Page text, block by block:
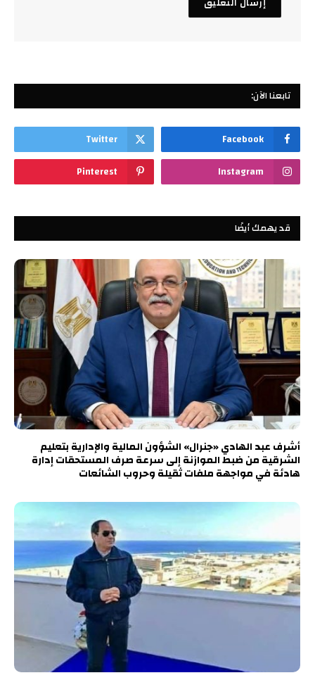
تابعنا الآن:
Facebook
Twitter
Instagram
Pinterest
قد يهمك أيضًا
أشرف عبد الهادي «جنرال» الشؤون المالية والإدارية بتعليم
الشرقية من ضبط الموازنة إلى سرعة صرف المستحقات إدارة
هادئة في مواجهة ملفات ثقيلة وحروب الشائعات